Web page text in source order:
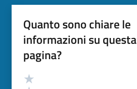
Quanto sono chiare le
informazioni su questa
pagina?
Valutazione